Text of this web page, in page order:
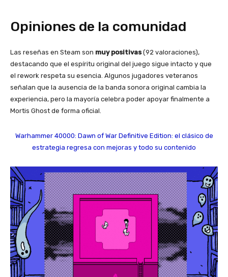
Opiniones de la comunidad
Las reseñas en Steam son muy positivas(92 valoraciones),
destacando que el espíritu original del juego sigue intacto y que
el rework respeta su esencia. Algunos jugadores veteranos
señalan que la ausencia de la banda sonora original cambia la
experiencia, pero la mayoría celebra poder apoyar finalmente a
Mortis Ghost de forma oficial.
Warhammer 40000: Dawn of War Definitive Edition: el clásico de
estrategia regresa con mejoras y todo su contenido